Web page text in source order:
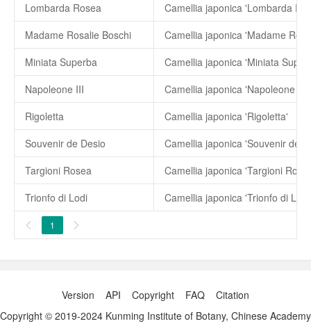
Lombarda Rosea
Camellia japonica 'Lombarda
Madame Rosalie Boschi
Miniata Superba
Camellia japonica 'Miniata
Napoleone III
Camellia japonica 'Napoleone III'
Rigoletta
Camellia japonica 'Rigoletta'
Souvenir de Desio
Camellia japonica 'Souvenir de
Targioni Rosea
Camellia japonica 'Targioni
Trionfo di Lodi
Camellia japonica 'Trionfo di Lodi'
 1 
Version API Copyright FAQ
Citation
Copyright © 2019-2024 Kunming Institute of Botany, Chinese Academy